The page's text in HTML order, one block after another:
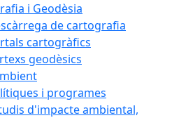
i Geodèsia
de cartografia
cartogràfics
geodèsics
i programes
d'impacte ambiental,